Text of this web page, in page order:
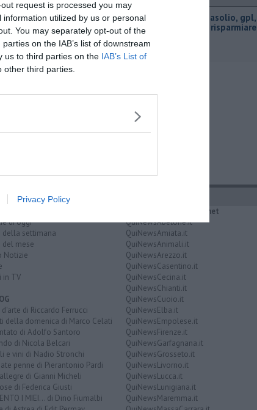
request is processed you may
utilized by us or personal
You may separately opt-out of the
on the IAB’s list of downstream
us to third parties on the IAB’s List of
third parties.
Privacy Policy
​Benzina, gasolio, gpl,
ecco dove risparmiare
di oggi
della settimana
del mese
Notizie
in TV
di Riccardo Ferrucci
della domenica di Marco Celati
di Adolfo Santoro
di Nicola Belcari
e vini di Nadio Stronchi
penne di Pierantonio Pardi
di Gianni Micheli
di Federica Giusti
I MIEI... di Dino Fiumalbi
IL NETWORK QuiNews.net
QuiNewsAbetone.it
QuiNewsAmiata.it
QuiNewsAnimali.it
QuiNewsArezzo.it
QuiNewsCasentino.it
QuiNewsCecina.it
QuiNewsChianti.it
QuiNewsCuoio.it
QuiNewsElba.it
QuiNewsEmpolese.it
QuiNewsFirenze.it
QuiNewsGarfagnana.it
QuiNewsGrosseto.it
QuiNewsLivorno.it
QuiNewsLucca.it
QuiNewsLunigiana.it
QuiNewsMaremma.it